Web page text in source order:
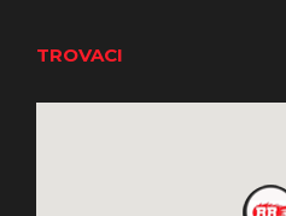
TROVACI